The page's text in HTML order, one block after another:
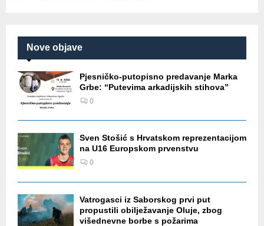
Nove objave
Pjesničko-putopisno predavanje Marka
Grbe: “Putevima arkadijskih stihova”
0
Sven Stošić s Hrvatskom reprezentacijom
na U16 Europskom prvenstvu
0
Vatrogasci iz Saborskog prvi put
propustili obilježavanje Oluje, zbog
višednevne borbe s požarima